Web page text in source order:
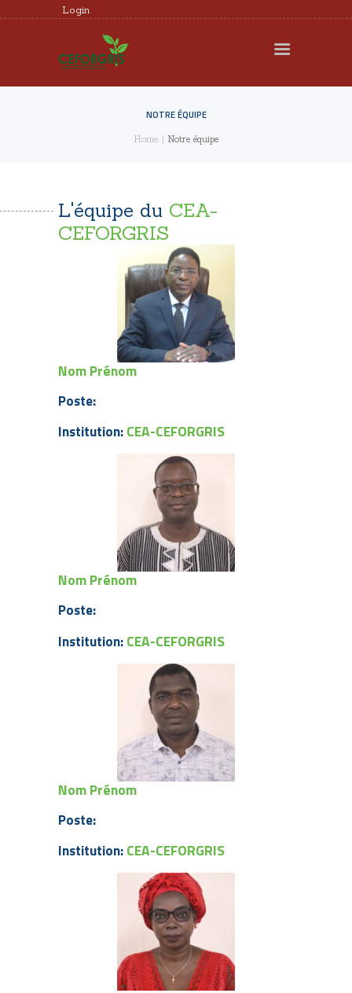
Login
NOTRE ÉQUIPE
Home Notre équipe
CEFORGRIS
MEMBRES
RECHERCHE
FORMATION
DOCUMENTS UTILES
AGENDA
REQUÊTES ET
PLAINTES
L'équipe du CEA-
CEFORGRIS
Nom Prénom
Poste:
Institution:CEA-CEFORGRIS
Nom Prénom
Poste:
Institution:CEA-CEFORGRIS
Nom Prénom
Poste:
Institution:CEA-CEFORGRIS